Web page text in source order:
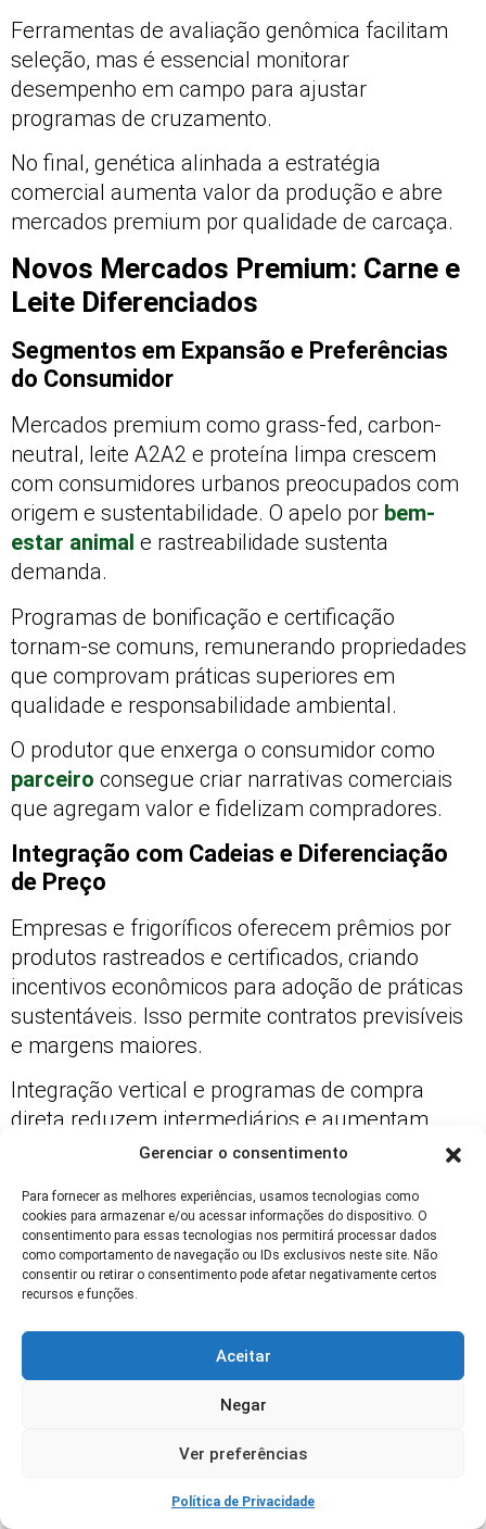
Gerenciar o consentimento
Para fornecer as melhores experiências, usamos tecnologias como
cookies para armazenar e/ou acessar informações do dispositivo. O
consentimento para essas tecnologias nos permitirá processar dados
como comportamento de navegação ou IDs exclusivos neste site. Não
consentir ou retirar o consentimento pode afetar negativamente certos
recursos e funções.
Aceitar
Negar
Ver preferências
Política de Privacidade
Ferramentas de avaliação genômica facilitam
seleção, mas é essencial monitorar
desempenho em campo para ajustar
programas de cruzamento.
No final, genética alinhada a estratégia
comercial aumenta valor da produção e abre
mercados premium por qualidade de carcaça.
Novos Mercados Premium: Carne e
Leite Diferenciados
Segmentos em Expansão e Preferências
do Consumidor
Mercados premium como grass-fed, carbon-
neutral, leite A2A2 e proteína limpa crescem
com consumidores urbanos preocupados com
origem e sustentabilidade. O apelo por bem-
estar animal e rastreabilidade sustenta
demanda.
Programas de bonificação e certificação
tornam-se comuns, remunerando propriedades
que comprovam práticas superiores em
qualidade e responsabilidade ambiental.
O produtor que enxerga o consumidor como
parceiro consegue criar narrativas comerciais
que agregam valor e fidelizam compradores.
Integração com Cadeias e Diferenciação
de Preço
Empresas e frigoríficos oferecem prêmios por
produtos rastreados e certificados, criando
incentivos econômicos para adoção de práticas
sustentáveis. Isso permite contratos previsíveis
e margens maiores.
Integração vertical e programas de compra
direta reduzem intermediários e aumentam
transparência, favorecendo produtores que
demandados.
Assim, a diferenciação deixa de ser nicho e vira
estratégia comercial viável para agregar valor
Modelos de Comercialização e Estratégias
para Acessar Mercados
reconhecidos e negociar contratos com
indústrias são caminhos para acessar mercados